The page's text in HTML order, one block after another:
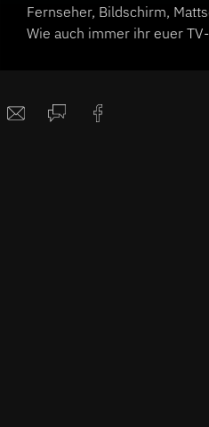
Fernseher, Bildschirm,
Wie auch immer ihr euer